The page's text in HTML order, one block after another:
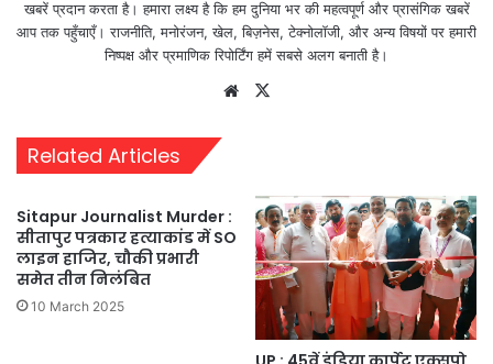
खबरें प्रदान करता है। हमारा लक्ष्य है कि हम दुनिया भर की महत्वपूर्ण और प्रासंगिक खबरें
आप तक पहुँचाएँ। राजनीति, मनोरंजन, खेल, बिज़नेस, टेक्नोलॉजी, और अन्य विषयों पर हमारी
निष्पक्ष और प्रमाणिक रिपोर्टिंग हमें सबसे अलग बनाती है।
Website
Related Articles
Sitapur Journalist Murder :
सीतापुर पत्रकार हत्याकांड में SO
लाइन हाजिर, चौकी प्रभारी
समेत तीन निलंबित
10 March 2025